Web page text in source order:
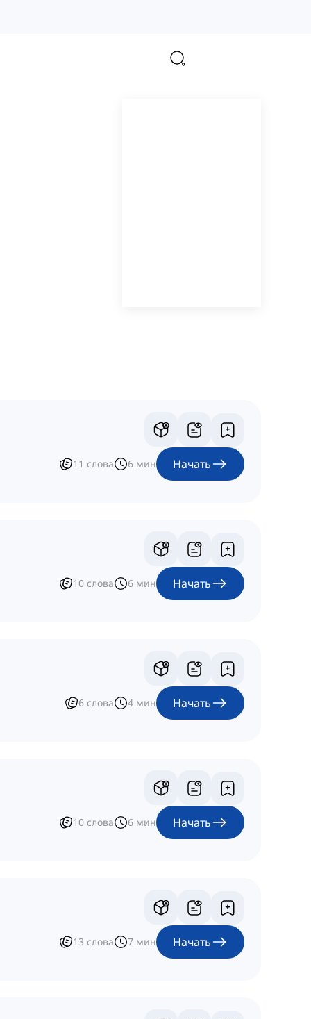
11 слова 6 мин Начать
10 слова 6 мин Начать
6 слова 4 мин Начать
10 слова 6 мин Начать
13 слова 7 мин Начать